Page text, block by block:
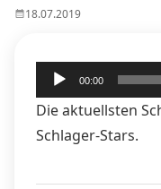
18.07.2019
Audio-
Player
00:00
Die aktuellsten
Schlager-Stars.